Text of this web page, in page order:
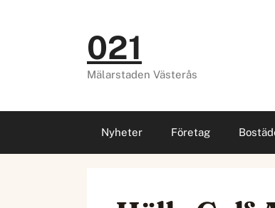
021
Mälarstaden Västerås
Nyheter Företag